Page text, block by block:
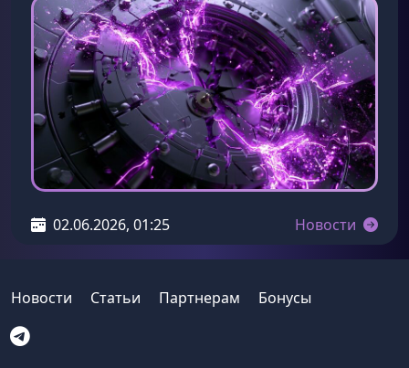
02.06.2026, 01:25 Новости
Новости Статьи Партнерам Бонусы